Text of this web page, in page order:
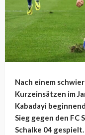
Nach einem
Kurzeinsätzen im
Kabadayi
Sieg gegen den FC
Schalke 04